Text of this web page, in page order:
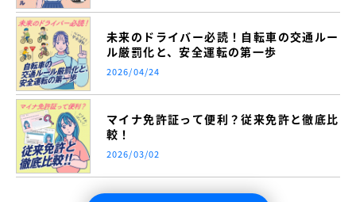
未来のドライバー必読！自転車の交通ルー
ル厳罰化と、安全運転の第一歩
2026/04/24
マイナ免許証って便利？従来免許と徹底比
較！
2026/03/02